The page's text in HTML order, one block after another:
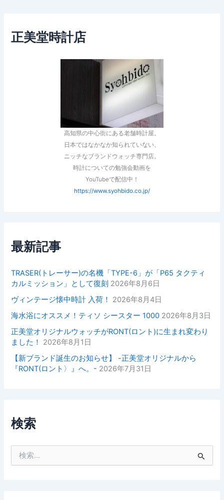
正美堂時計店
高知県の中心街にある老舗時計屋。
日本ではなかなか知られていない、
ニッチなブランドウォッチ専門店。
時計についての勉強会動画を
YouTubeで配信中！
https://www.syohbido.co.jp/
最新記事
TRASER(トレーサー)の名機「TYPE-6」が「P65 タクティ
カルミッション」として復刻 2026年8月6日
ヴィンテージ懐中時計 入荷！
2026年8月4日
海水浴にオススメ！ティソ シースター 1000 2026年8月3日
正美堂オリジナルウォッチがRONT(ロント)に生まれ変わり
ました！
2026年8月1日
【新ブランド誕生のお知らせ】 -正美堂オリジナルから
『RONT(ロント〉』へ。- 2026年7月31日
検索